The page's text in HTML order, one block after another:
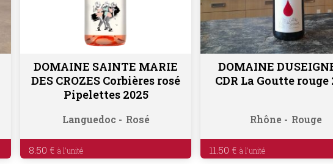
Ajouter au panier
DOMAINE SAINTE MARIE
DES CROZES Corbières rosé
Pipelettes 2025
Languedoc Rosé
8.50 €
Lire la suite
DOMAINE
CDR La Goutte rouge
Rhône Rouge
11.50 €